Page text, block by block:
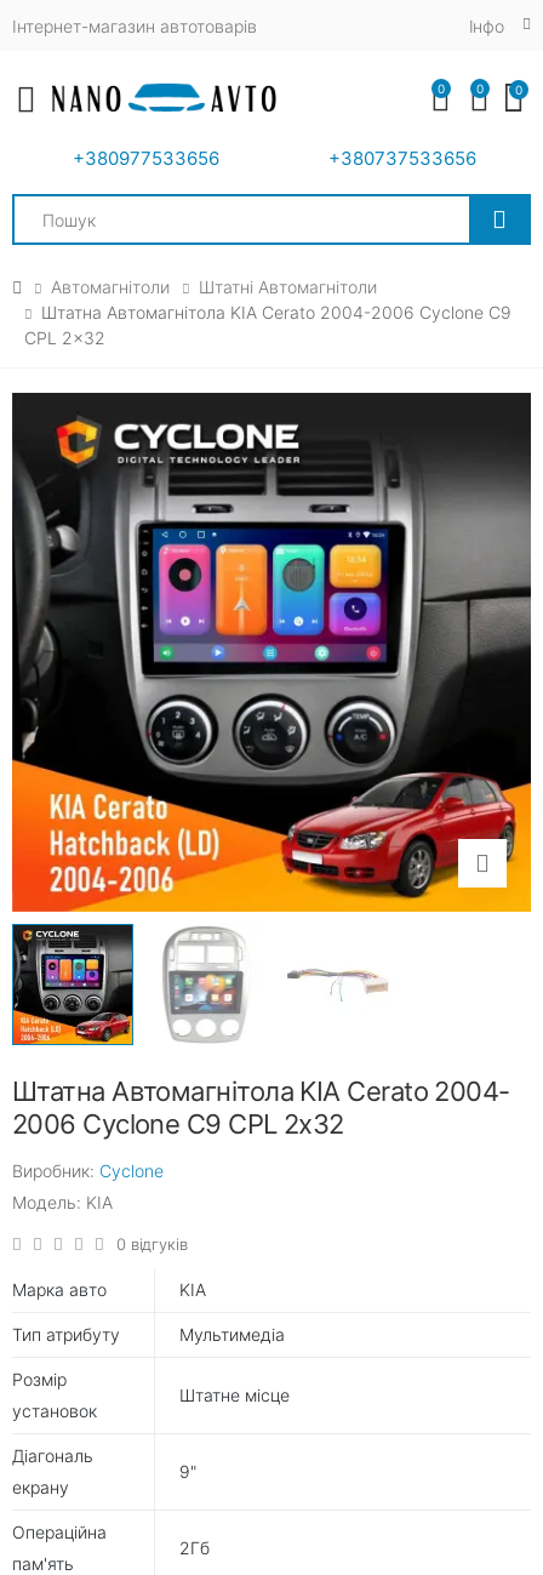
Інтернет-магазин автотоварів Iнфо
Toggle mobile menu
+380977533656 +380737533656
Search
0 0 0
Автомагнітоли
Штатні Автомагнітоли
Штатна Автомагнітола KIA Cerato 2004-2006 Cyclone C9
CPL 2x32
Штатна Автомагнітола KIA Cerato 2004-
2006 Cyclone C9 CPL 2x32
Виробник: Cyclone
Модель: KIA
0 відгуків
Марка авто KIA
Тип атрибуту Мультимедіа
Розмір
установок
Штатне місце
Діагональ
екрану
9"
Операційна
пам'ять
2Гб